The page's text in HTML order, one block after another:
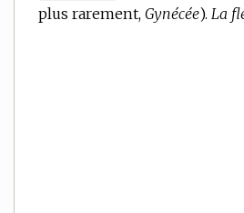
DE
plus rarement, Gynécée). La